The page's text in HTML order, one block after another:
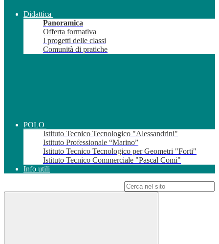
Didattica
Panoramica
Offerta formativa
I progetti delle classi
Comunità di pratiche
POLO
Istituto Tecnico Tecnologico "Alessandrini"
Istituto Professionale “Marino”
Istituto Tecnico Tecnologico per Geometri "Forti"
Istituto Tecnico Commerciale "Pascal Comi"
Info utili